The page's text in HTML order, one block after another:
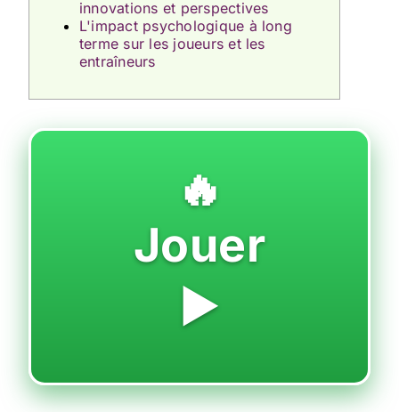
innovations et perspectives
L'impact psychologique à long
terme sur les joueurs et les
entraîneurs
🔥
Jouer
▶️